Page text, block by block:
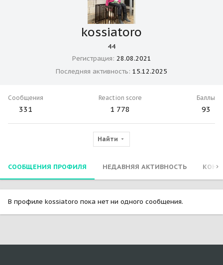
kossiatoro
44
Регистрация 28.08.2021
Последняя активность 15.12.2025
Сообщения
331
Reaction score
1 778
Баллы
93
Найти
СООБЩЕНИЯ ПРОФИЛЯ НЕДАВНЯЯ АКТИВНОСТЬ
В профиле kossiatoro пока нет ни одного сообщения.